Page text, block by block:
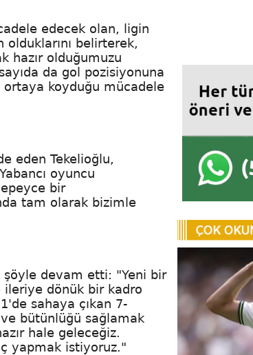
edecek olan, ligin
olduklarını belirterek,
hazır olduğumuzu
da gol pozisiyonuna
ortaya koyduğu mücadele
eden Tekelioğlu,
oyuncu
bir
tam olarak bizimle
şöyle devam etti: "Yeni bir
ileriye dönük bir kadro
sahaya çıkan 7-
bütünlüğü sağlamak
hale geleceğiz.
yapmak istiyoruz."